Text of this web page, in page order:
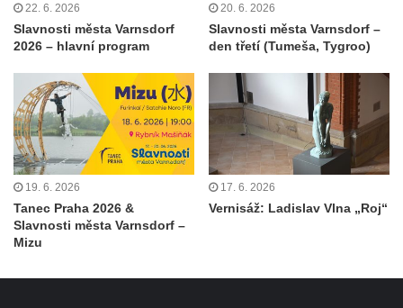
22. 6. 2026
Slavnosti města Varnsdorf
2026 – hlavní program
20. 6. 2026
Slavnosti města Varnsdorf –
den třetí (Tumeša, Tygroo)
19. 6. 2026
Tanec Praha 2026 &
Slavnosti města Varnsdorf –
Mizu
17. 6. 2026
Vernisáž: Ladislav Vlna „Roj“